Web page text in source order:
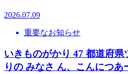
2026.07.09
重要なお知らせ
いきものがかり 47 都道府
りの みなさ ん、こんにつあ